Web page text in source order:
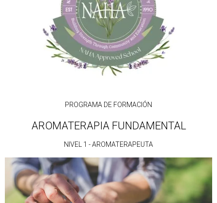
PROGRAMA DE FORMACIÓN
AROMATERAPIA FUNDAMENTAL
NIVEL 1 - AROMATERAPEUTA